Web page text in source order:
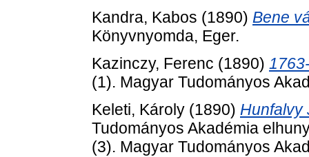
Kandra, Kabos (1890) Bene
Könyvnyomda, Eger.
Kazinczy, Ferenc (1890)
(1). Magyar Tudományos
Keleti, Károly (1890) Hunfalvy
Tudományos Akadémia
(3). Magyar Tudományos